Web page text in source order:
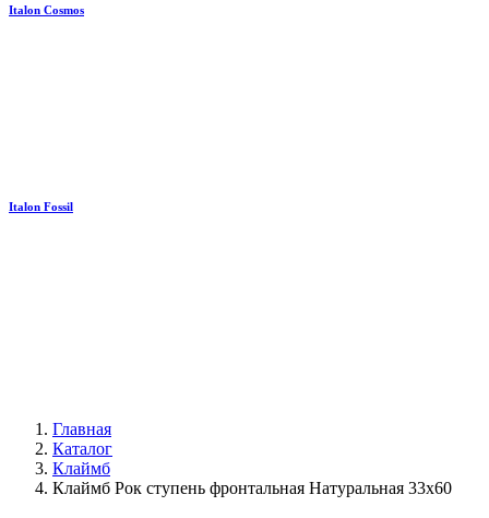
Italon Cosmos
Italon Fossil
Главная
Каталог
Клаймб
Клаймб Рок ступень фронтальная Натуральная 33x60